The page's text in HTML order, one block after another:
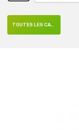
TOUTES LES CATÉGORIES